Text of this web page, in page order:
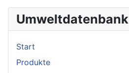
Umweltdatenbank
Start
Produkte